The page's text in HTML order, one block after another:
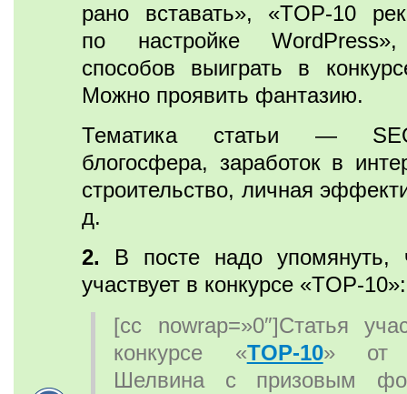
рано вставать», «TOP-10
по настройке
способов выиграть в
Можно проявить фантазию.
Тематика статьи —
блогосфера, заработок в
строительство, личная
д.
2. В посте надо упомянуть,
участвует в конкурсе «TOP-10»:
[cc nowrap=»0″]Статья
конкурсе «TOP-10» от
Шелвина с призовым